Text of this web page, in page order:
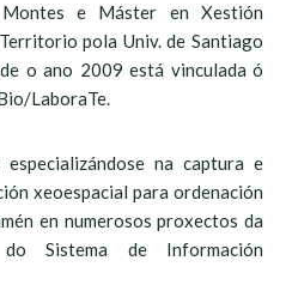
e Máster en Xestión
pola Univ. de Santiago
o ano 2009 está vinculada ó
LaboraTe.
na captura e
xeoespacial para ordenación
en numerosos proxectos da
Sistema de Información